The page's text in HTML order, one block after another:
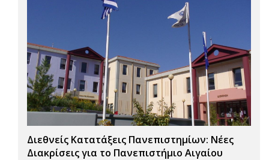
Διεθνείς Κατατάξεις Πανεπιστημίων: Νέες
Διακρίσεις για το Πανεπιστήμιο Αιγαίου